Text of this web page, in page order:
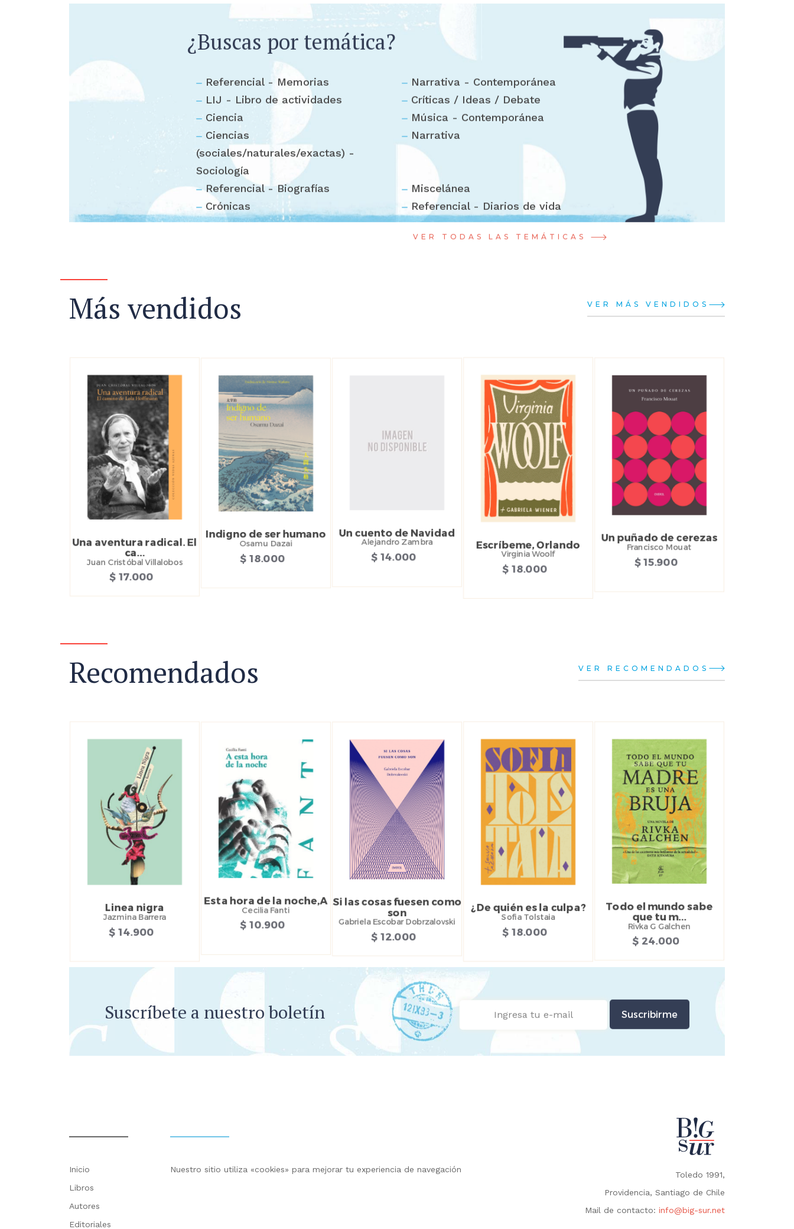
¿Buscas por temática?
Referencial - Memorias
Narrativa - Contemporánea
LIJ - Libro de actividades
Críticas / Ideas / Debate
Ciencia
Música - Contemporánea
Ciencias
(sociales/naturales/exactas) -
Sociología
Narrativa
Referencial - Biografías
Miscelánea
Crónicas
Referencial - Diarios de vida
Más vendidos VER MÁS VENDIDOS
Una aventura radical. El
ca...
Juan Cristóbal Villalobos
$ 17.000
Indigno de ser humano
Osamu Dazai
$ 18.000
Un cuento de Navidad
Alejandro Zambra
$ 14.000 Virginia Woolf
$ 18.000
Un puñado de cerezas
Francisco Mouat
$ 15.900
Recomendados VER RECOMENDADOS
Jazmina Barrera
$ 14.900
Esta hora de la noche,A
Cecilia Fanti
$ 10.900
Si las cosas fuesen como
son
Gabriela Escobar Dobrzalovski
$ 12.000
¿De quién es la culpa?
Sofia Tolstaia
$ 18.000
Todo el mundo sabe
que tu m...
Rivka G Galchen
$ 24.000
Suscríbete a nuestro boletín Suscribirme
Inicio
Libros
Autores
Editoriales
Nuestro sitio utiliza «cookies» para mejorar tu experiencia de navegación
Toledo 1991,
Providencia, Santiago de Chile
Mail de contacto: info@big-sur.net